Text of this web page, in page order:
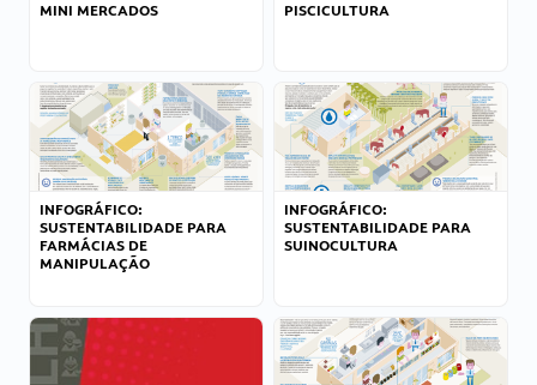
MINI MERCADOS
PISCICULTURA
INFOGRÁFICO:
SUSTENTABILIDADE PARA
FARMÁCIAS DE
MANIPULAÇÃO
INFOGRÁFICO:
SUSTENTABILIDADE PARA
SUINOCULTURA